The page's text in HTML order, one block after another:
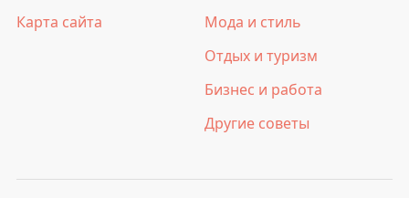
Карта сайта
Мода и стиль
Отдых и туризм
Бизнес и работа
Другие советы